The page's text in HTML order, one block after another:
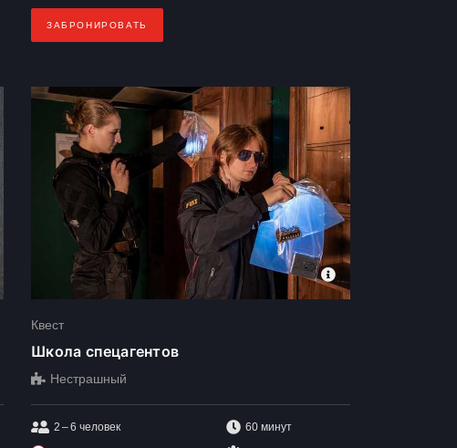
ЗАБРОНИРОВАТЬ
Квест
Школа спецагентов
Нестрашный
2 – 6 человек
60 минут